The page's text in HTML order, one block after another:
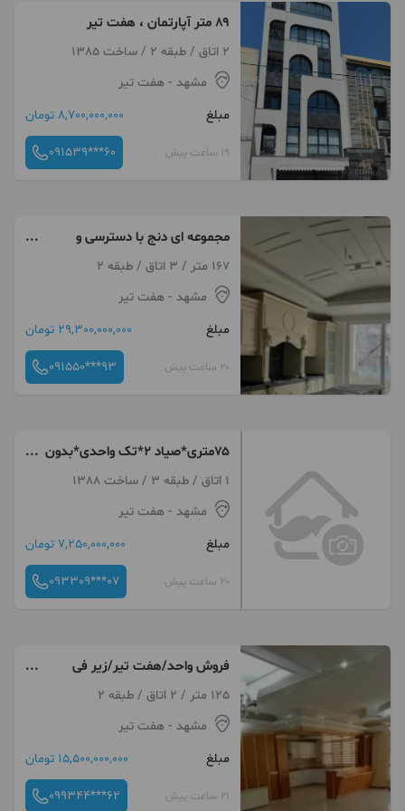
۸۹ متر آپارتمان ، هفت تیر
2 اتاق / طبقه 2 / ساخت 1385
مشهد - هفت تیر
مبلغ
8,700,000,000 تومان
19 ساعت پیش 091539***60
مجموعه ای دنج با دسترسی و
لوکیشن عالی
167 متر / 3 اتاق / طبقه 2
مشهد - هفت تیر
مبلغ
29,300,000,000 تومان
20 ساعت پیش 091550***93
۷۵متری*صیاد ۲*تک واحدی*بدون
پارکینگ1 اتاق / طبقه 3 / ساخت 1388
مشهد - هفت تیر
مبلغ
7,250,000,000 تومان
20 ساعت پیش 093309***07
فروش واحد/هفت تیر/زیر فی
منطقه
125 متر / 2 اتاق / طبقه 2
مشهد - هفت تیر
مبلغ
15,500,000,000 تومان
21 ساعت پیش 099344***62